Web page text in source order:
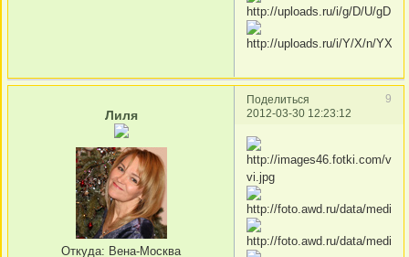
Поделиться
9
2012-03-30 12:23:12
Лиля
Откуда: Вена-Москва